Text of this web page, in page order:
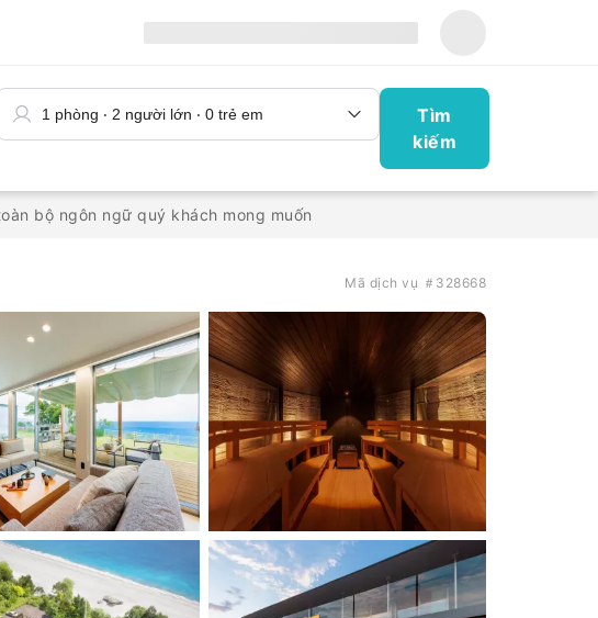
Tìm
kiếm
bộ ngôn ngữ quý khách mong muốn
Mã dịch vụ ＃328668